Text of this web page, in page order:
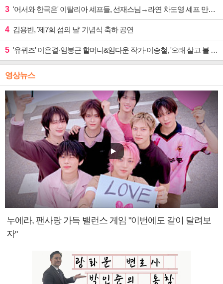
3 '어서와 한국은' 이탈리아 셰프들, 선재스님→라연 차도영 셰프 만난다
4 김용빈, '제7회 섬의 날' 기념식 축하 공연
5 '유퀴즈' 이은결·임봉근 할머니&임다운 작가·이승철, '오래 살고 볼 일' 특집 출격
영상뉴스
누에라, 팬사랑 가득 밸런스 게임 "이번에도 같이 달려보
자"